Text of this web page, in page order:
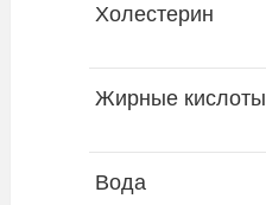
Холестерин
Жирные кислоты
Вода